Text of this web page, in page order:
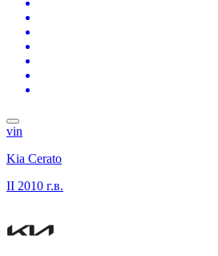
vin
Kia Cerato
II 2010 г.в.